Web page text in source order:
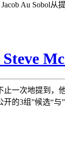
Au Sobol
Steve
止一次地提到，
的3组”候选“